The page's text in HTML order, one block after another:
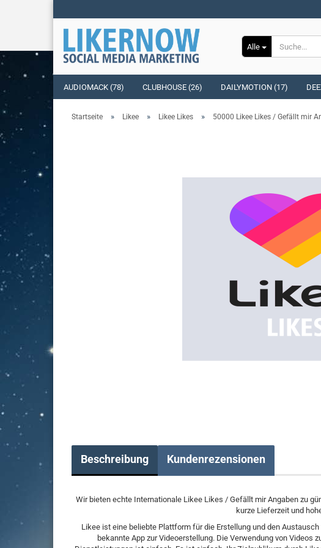
Alle
AUDIOMACK (78) CLUBHOUSE (26) DAILYMOTION (17)
Startseite » Likee » Likee Likes » 50000 Likee Likes / Gefällt mir
Beschreibung Kundenrezensionen
Wir bieten echte Internationale Likee Likes / Gefällt mir Angaben zu
kurze Lieferzeit und
Likee ist eine beliebte Plattform für die Erstellung und den
bekannte App zur Videoerstellung. Die Verwendung von Videos